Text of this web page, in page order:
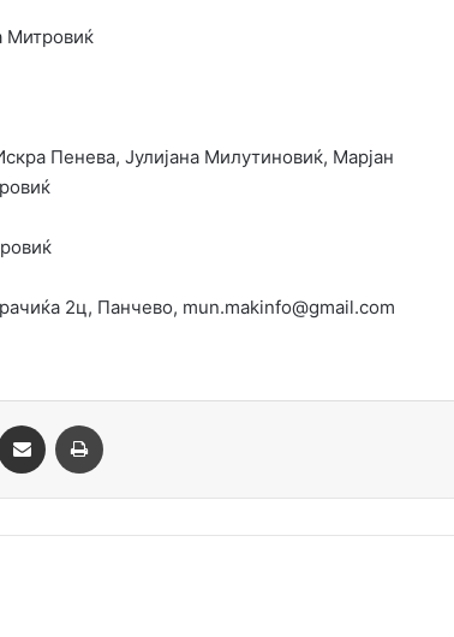
Митровиќ
Пенева, Јулијана Милутиновиќ, Марјан
2ц, Панчево, mun.makinfo@gmail.com
y métodos de pago sin asumir riesgos
sprawiają, że każda runda daje wrażenia
Сподели преку Емаил